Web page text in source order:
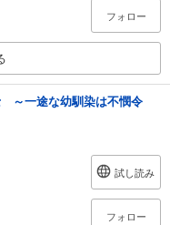
フォロー
～一途な幼馴染は不憫令
試し読み
フォロー